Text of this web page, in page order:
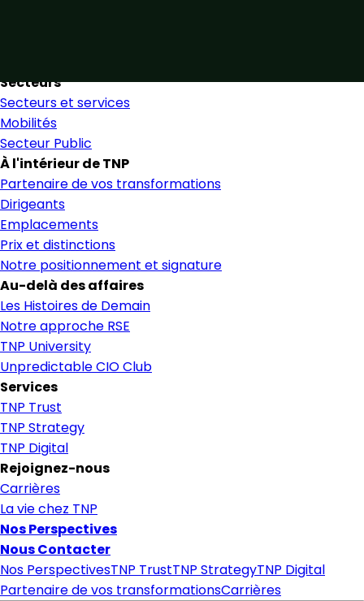
Secteurs
Secteurs et services
Mobilités
Secteur Public
À l'intérieur de TNP
Partenaire de vos transformations
Dirigeants
Emplacements
Prix et distinctions
Notre positionnement et signature
Au-delà des affaires
Les Histoires de Demain
Notre approche RSE
TNP University
Unpredictable CIO Club
Services
TNP Trust
TNP Strategy
TNP Digital
Rejoignez-nous
Carrières
La vie chez TNP
Nos Perspectives
Nous Contacter
Nos PerspectivesTNP TrustTNP StrategyTNP Digital
Partenaire de vos transformationsCarrières